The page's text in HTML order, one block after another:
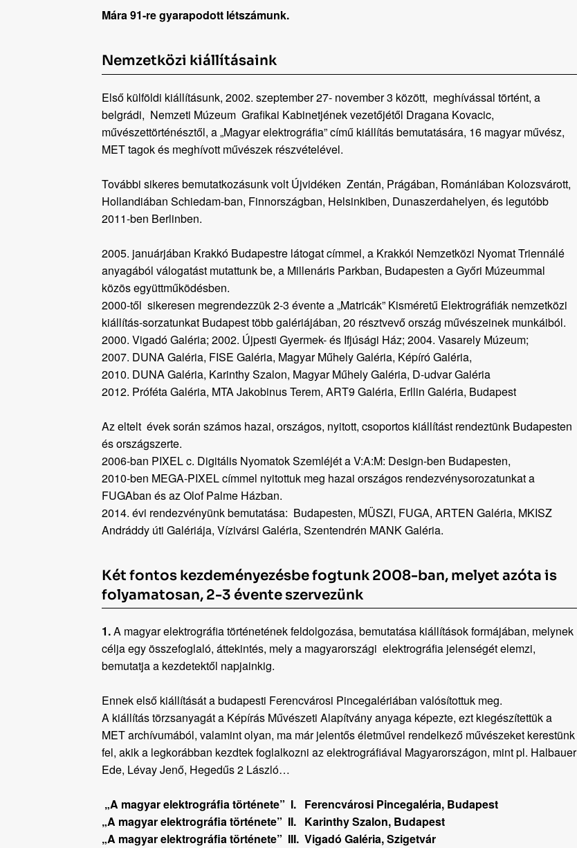
Mára 91-re gyarapodott létszámunk.
Nemzetközi kiállításaink
Első külföldi kiállításunk, 2002. szeptember 27- november 3 között, meghívással történt, a
belgrádi, Nemzeti Múzeum Grafikai Kabinetjének vezetőjétől Dragana Kovacic,
művészettörténésztől, a „Magyar elektrográfia” című kiállítás bemutatására, 16 magyar művész,
MET tagok és meghívott művészek részvételével.
További sikeres bemutatkozásunk volt Újvidéken Zentán, Prágában, Romániában Kolozsvárott,
Hollandiában Schiedam-ban, Finnországban, Helsinkiben, Dunaszerdahelyen, és legutóbb
2011-ben Berlinben.
2005. januárjában Krakkó Budapestre látogat címmel, a Krakkói Nemzetközi Nyomat Triennálé
anyagából válogatást mutattunk be, a Millenáris Parkban, Budapesten a Győri Múzeummal
közös együttműködésben.
2000-től sikeresen megrendezzük 2-3 évente a „Matricák” Kisméretű Elektrográfiák nemzetközi
kiállítás-sorzatunkat Budapest több galériájában, 20 résztvevő ország művészeinek munkáiból.
2000. Vigadó Galéria; 2002. Újpesti Gyermek- és Ifjúsági Ház; 2004. Vasarely Múzeum;
2007. DUNA Galéria, FISE Galéria, Magyar Műhely Galéria, Képíró Galéria,
2010. DUNA Galéria, Karinthy Szalon, Magyar Műhely Galéria, D-udvar Galéria
2012. Próféta Galéria, MTA Jakobinus Terem, ART9 Galéria, Erllin Galéria, Budapest
Az eltelt évek során számos hazai, országos, nyitott, csoportos kiállítást rendeztünk Budapesten
és országszerte.
2006-ban PIXEL c. Digitális Nyomatok Szemléjét a V:A:M: Design-ben Budapesten,
2010-ben MEGA-PIXEL címmel nyitottuk meg hazai országos rendezvénysorozatunkat a
FUGAban és az Olof Palme Házban.
2014. évi rendezvényünk bemutatása: Budapesten, MÜSZI, FUGA, ARTEN Galéria, MKISZ
Andráddy úti Galériája, Vízivársi Galéria, Szentendrén MANK Galéria.
Két fontos kezdeményezésbe fogtunk 2008-ban, melyet azóta is
folyamatosan, 2-3 évente szervezünk
1.A magyar elektrográfia történetének feldolgozása, bemutatása kiállítások formájában, melynek
célja egy összefoglaló, áttekintés, mely a magyarországi elektrográfia jelenségét elemzi,
bemutatja a kezdetektől napjainkig.
Ennek első kiállítását a budapesti Ferencvárosi Pincegalériában valósítottuk meg.
A kiállítás törzsanyagát a Képírás Művészeti Alapítvány anyaga képezte, ezt kiegészítettük a
MET archívumából, valamint olyan, ma már jelentős életművel rendelkező művészeket kerestünk
fel, akik a legkorábban kezdtek foglalkozni az elektrográfiával Magyarországon, mint pl. Halbauer
Ede, Lévay Jenő, Hegedűs 2 László…
„A magyar elektrográfia története” I. Ferencvárosi Pincegaléria, Budapest
„A magyar elektrográfia története” II. Karinthy Szalon, Budapest
„A magyar elektrográfia története” III. Vigadó Galéria, Szigetvár